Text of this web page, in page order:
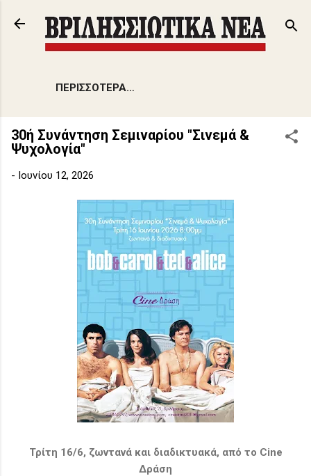
Μετάβαση στο κύριο περιεχόμενο
ΠΕΡΙΣΣΌΤΕΡΑ…
30ή Συνάντηση Σεμιναρίου "Σινεμά &
Ψυχολογία"
- Ιουνίου 12, 2026
Τρίτη 16/6, ζωντανά και διαδικτυακά, από το Cine
Δράση